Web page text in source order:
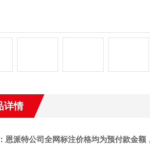
详情
恩派特公司全网标注价格均为预付款金额